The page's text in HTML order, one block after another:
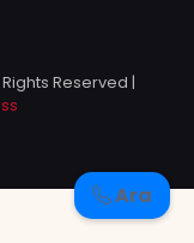
Rights Reserved |
Ara